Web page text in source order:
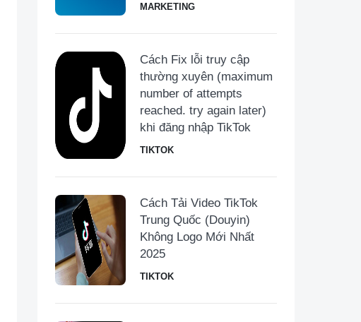
MARKETING
Cách Fix lỗi truy cập
thường xuyên (maximum
number of attempts
reached. try again later)
khi đăng nhập TikTok
TIKTOK
Cách Tải Video TikTok
Trung Quốc (Douyin)
Không Logo Mới Nhất
2025
TIKTOK